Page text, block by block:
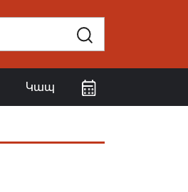
Կապ